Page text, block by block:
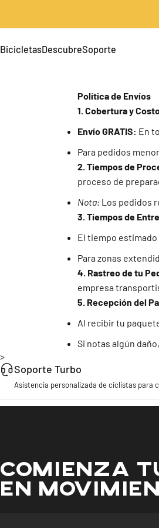
BicicletasDescubreSoporte
Política de Envíos
1. Cobertura y
Envío GRATIS: En
Para pedidos
2. Tiempos de
proceso de
Nota: Los pedidos
3. Tiempos de
El tiempo estimado
Para zonas
4. Rastreo de tu
empresa
5. Recepción del
Al recibir tu
Si notas algún
Soporte Turbo
Asistencia personalizada de ciclistas para
COMIENZA
EN
>